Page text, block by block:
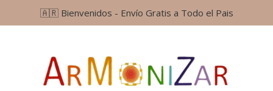
🇦🇷 Bienvenidos - Envío Gratis a Todo el Pais